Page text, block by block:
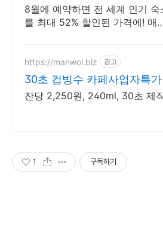
만원 추가할인
8월에 예약하면 전 세계 인기 숙
를 최대 52% 할인된 가격에! 매
https://manwol.biz 광고
30초 컵빙수 카페사업자특가
잔당 2,250원, 240ml, 30초 제
1 구독하기